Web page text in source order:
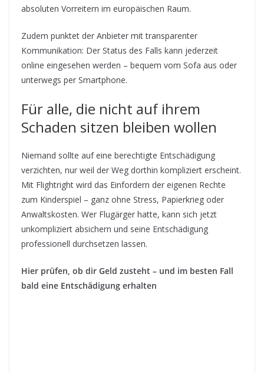
absoluten Vorreitern im europäischen Raum.
Zudem punktet der Anbieter mit transparenter
Kommunikation: Der Status des Falls kann jederzeit
online eingesehen werden – bequem vom Sofa aus oder
unterwegs per Smartphone.
Für alle, die nicht auf ihrem
Schaden sitzen bleiben wollen
Niemand sollte auf eine berechtigte Entschädigung
verzichten, nur weil der Weg dorthin kompliziert erscheint.
Mit Flightright wird das Einfordern der eigenen Rechte
zum Kinderspiel – ganz ohne Stress, Papierkrieg oder
Anwaltskosten. Wer Flugärger hatte, kann sich jetzt
unkompliziert absichern und seine Entschädigung
professionell durchsetzen lassen.
Hier prüfen, ob dir Geld zusteht – und im besten Fall
bald eine Entschädigung erhalten